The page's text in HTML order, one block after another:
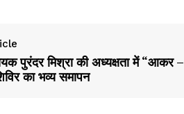
पुरंदर मिश्रा की अध्यक्षता में “आकर –
का भव्य समापन